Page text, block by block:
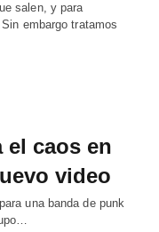
salen, y para
embargo tratamos
el caos en
video
una banda de punk